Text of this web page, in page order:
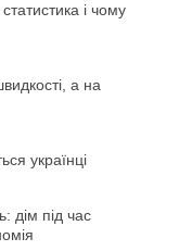
і чому
а на
українці
дім під час